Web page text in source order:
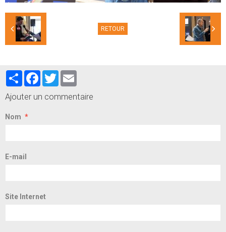
RETOUR
PartagerFacebook
Twitter
Ajouter un commentaire
Nom
E-mail
Site Internet